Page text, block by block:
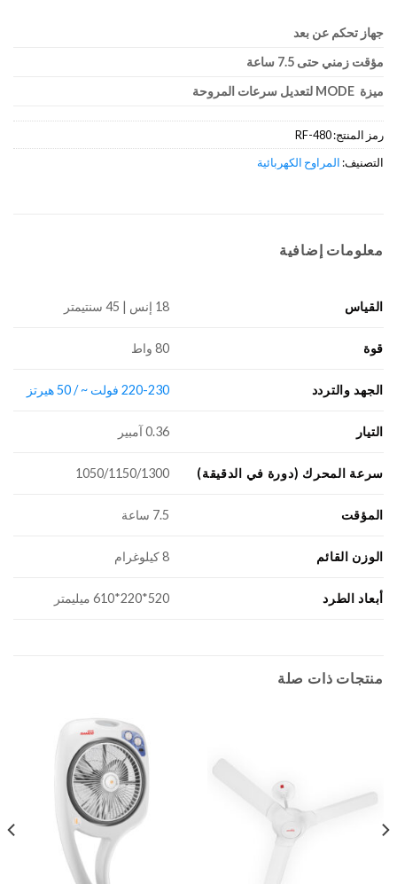
جهاز تحكم عن بعد
مؤقت زمني حتى 7.5 ساعة
ميزة MODE لتعديل سرعات المروحة
رمز المنتج:RF-480
التصنيف: المراوح الكهربائية
معلومات إضافية
القياس 18 إنس | 45 سنتيمتر
قوة 80 واط
الجهد والتردد 220-230 فولت ~ / 50 هيرتز
التيار 0.36 آمبير
سرعة المحرك (دورة في الدقيقة) 1050/1150/1300
المؤقت 7.5 ساعة
الوزن القائم 8 كيلوغرام
أبعاد الطرد 520*220*610 ميليمتر
منتجات ذات صلة